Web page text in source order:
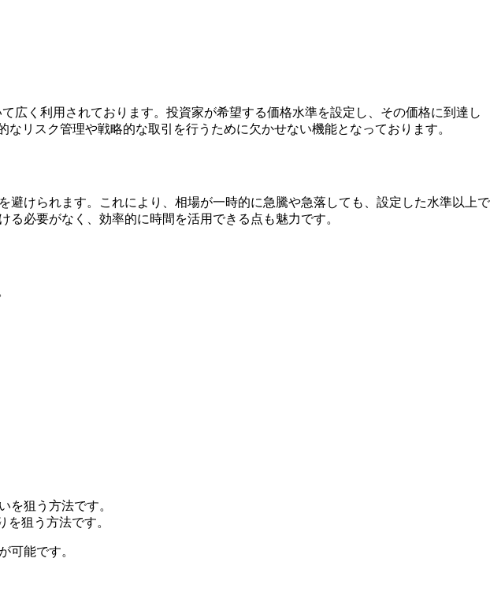
広く利用されております。投資家が希望する価格水準を設定し、その価格に到達し
リスク管理や戦略的な取引を行うために欠かせない機能となっております。
けられます。これにより、相場が一時的に急騰や急落しても、設定した水準以上で
必要がなく、効率的に時間を活用できる点も魅力です。
を狙う方法です。
を狙う方法です。
可能です。